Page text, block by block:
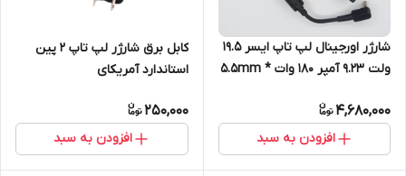
شارژر اورجینال لپ تاپ ایسر 19.5
ولت 9.23 آمپر 180 وات 5.5mm *
4,680,000
افزودن به سبد
کابل برق شارژر لپ تاپ 2 پین
استاندارد آمریکای
250,000
افزودن به سبد